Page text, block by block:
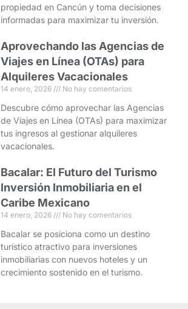
propiedad en Cancún y toma decisiones
informadas para maximizar tu inversión.
Aprovechando las Agencias de
Viajes en Línea (OTAs) para
Alquileres Vacacionales
14 enero, 2026 No hay comentarios
Descubre cómo aprovechar las Agencias
de Viajes en Línea (OTAs) para maximizar
tus ingresos al gestionar alquileres
vacacionales.
Bacalar: El Futuro del Turismo
Inversión Inmobiliaria en el
Caribe Mexicano
14 enero, 2026 No hay comentarios
Bacalar se posiciona como un destino
turístico atractivo para inversiones
inmobiliarias con nuevos hoteles y un
crecimiento sostenido en el turismo.